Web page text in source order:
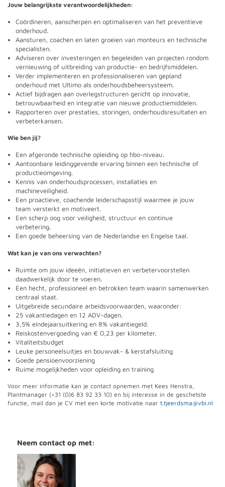
Jouw belangrijkste verantwoordelijkheden:
Coördineren, aanscherpen en optimaliseren van het preventieve
onderhoud.
Aansturen, coachen en laten groeien van monteurs en technische
specialisten.
Adviseren over investeringen en begeleiden van projecten rondom
vernieuwing of uitbreiding van productie- en bedrijfsmiddelen.
Verder implementeren en professionaliseren van gepland
onderhoud met Ultimo als onderhoudsbeheersysteem.
Actief bijdragen aan overlegstructuren gericht op innovatie,
betrouwbaarheid en integratie van nieuwe productiemiddelen.
Rapporteren over prestaties, storingen, onderhoudsresultaten en
verbeterkansen.
Wie ben jij?
Een afgeronde technische opleiding op hbo-niveau.
Aantoonbare leidinggevende ervaring binnen een technische of
productieomgeving.
Kennis van onderhoudsprocessen, installaties en
machineveiligheid.
Een proactieve, coachende leiderschapsstijl waarmee je jouw
team versterkt en motiveert.
Een scherp oog voor veiligheid, structuur en continue
verbetering.
Een goede beheersing van de Nederlandse en Engelse taal.
Wat kan je van ons verwachten?
Ruimte om jouw ideeën, initiatieven en verbetervoorstellen
daadwerkelijk door te voeren.
Een hecht, professioneel en betrokken team waarin samenwerken
centraal staat.
Uitgebreide secundaire arbeidsvoorwaarden, waaronder:
25 vakantiedagen en 12 ADV-dagen.
3,5% eindejaarsuitkering en 8% vakantiegeld.
Reiskostenvergoeding van € 0,23 per kilometer.
Vitaliteitsbudget
Leuke personeelsuitjes en bouwvak- & kerstafsluiting
Goede pensioenvoorziening
Ruime mogelijkheden voor opleiding en training
Voor meer informatie kan je contact opnemen met Kees Henstra,
Plantmanager (+31 (0)6 83 92 33 10) en bij interesse in de geschetste
functie, mail dan je CV met een korte motivatie naar t.tjeerdsma@vbi.nl
Neem contact op met: